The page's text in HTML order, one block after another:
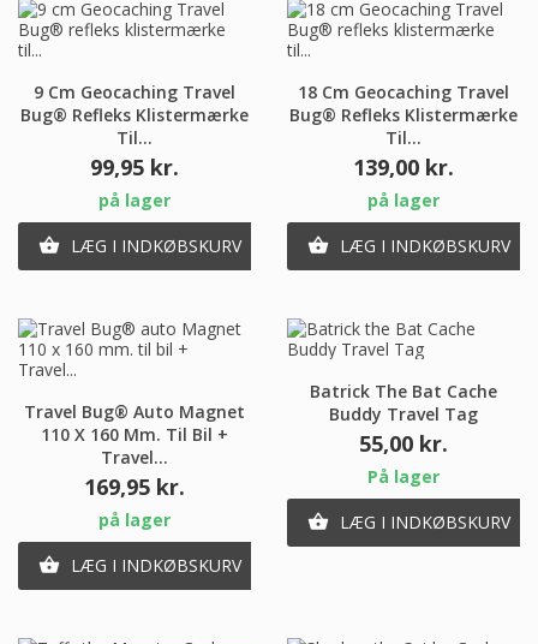
9 Cm Geocaching Travel
Bug® Refleks Klistermærke
Til...
Pris
99,95 kr.
på lager
 LÆG I INDKØBSKURV
18 Cm Geocaching Travel
Bug® Refleks Klistermærke
Til...
Pris
139,00 kr.
på lager
 LÆG I INDKØBSKURV
Travel Bug® Auto Magnet
110 X 160 Mm. Til Bil +
Travel...
Pris
169,95 kr.
på lager
 LÆG I INDKØBSKURV
Batrick The Bat Cache
Buddy Travel Tag
Pris
55,00 kr.
På lager
 LÆG I INDKØBSKURV